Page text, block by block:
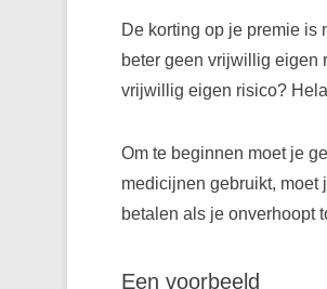
De korting op je premie is
beter geen vrijwillig eigen
vrijwillig eigen risico?
Om te beginnen moet je
medicijnen gebruikt, moet
betalen als je onverhoopt
Een voorbeeld